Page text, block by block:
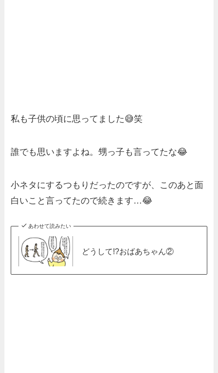
私も子供の頃に思ってました😅笑
誰でも思いますよね。甥っ子も言ってたな😂
小ネタにするつもりだったのですが、このあと面
白いこと言ってたので続きます…😂
あわせて読みたい
どうして!?おばあちゃん②